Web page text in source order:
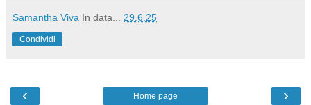
Samantha Viva In data... 29.6.25
Condividi
‹ ›
Home page